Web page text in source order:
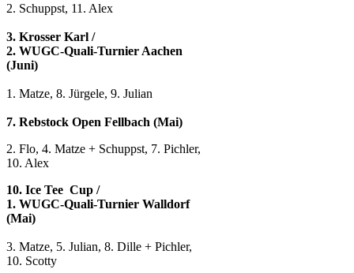
2. Schuppst, 11. Alex
3. Krosser Karl /
2. WUGC-Quali-Turnier Aachen
(Juni)
1. Matze, 8. Jürgele, 9. Julian
7. Rebstock Open Fellbach (Mai)
2. Flo, 4. Matze + Schuppst, 7. Pichler,
10. Alex
10. Ice Tee Cup /
1. WUGC-Quali-Turnier Walldorf
(Mai)
3. Matze, 5. Julian, 8. Dille + Pichler,
10. Scotty